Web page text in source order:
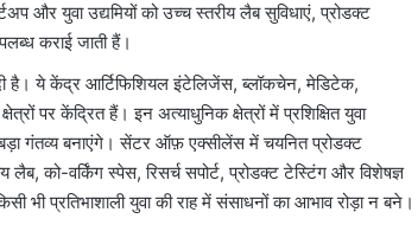
और युवा उद्यमियों को उच्च स्तरीय लैब सुविधाएं, प्रोडक्ट
कराई जाती हैं।
है। ये केंद्र आर्टिफिशियल इंटेलिजेंस, ब्लॉकचेन, मेडिटेक,
पर केंद्रित हैं। इन अत्याधुनिक क्षेत्रों में प्रशिक्षित युवा
गंतव्य बनाएंगे। सेंटर ऑफ़ एक्सीलेंस में चयनित प्रोडक्ट
को-वर्किंग स्पेस, रिसर्च सपोर्ट, प्रोडक्ट टेस्टिंग और विशेषज्ञ
भी प्रतिभाशाली युवा की राह में संसाधनों का आभाव रोड़ा न बने।